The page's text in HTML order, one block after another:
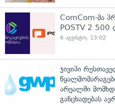
ComCom-მა
POSTV 2 500
6 აგვისტო, 13:02
ჯივიპი
არეალში
განცხადებას